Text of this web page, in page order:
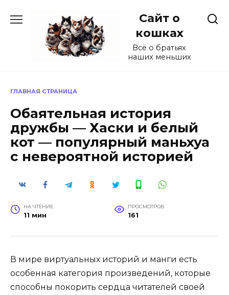
содержанию
Сайт о
кошках
Всё о братьях
наших меньших
ГЛАВНАЯ СТРАНИЦА
Обаятельная история
дружбы — Хаски и белый
кот — популярный маньхуа
с невероятной историей
НА ЧТЕНИЕ
11 мин
ПРОСМОТРОВ
161
В мире виртуальных историй и манги есть
особенная категория произведений, которые
способны покорить сердца читателей своей